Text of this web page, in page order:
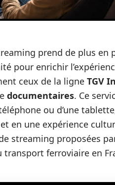
prend de plus en
pour enrichir
ceux de la ligne TGV
documentaires. Ce
ou d’une
en une expérience
streaming proposées
ferroviaire en